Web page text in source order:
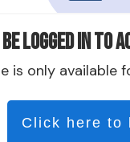
logged in to
is only available
Click here to